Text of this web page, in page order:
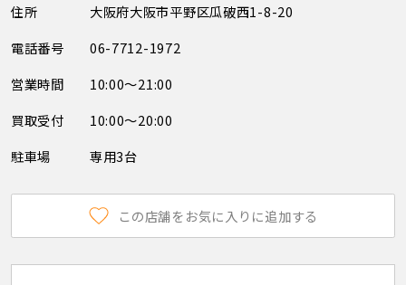
住所
大阪府大阪市平野区瓜破西1-8-20
電話番号
06-7712-1972
営業時間
10:00～21:00
買取受付
10:00～20:00
駐車場
専用3台
この店舗をお気に入りに追加する